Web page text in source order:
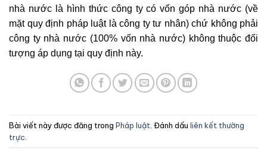
nhà nước là hình thức công ty có vốn góp nhà nước (về
mặt quy định pháp luật là công ty tư nhân) chứ không phải
công ty nhà nước (100% vốn nhà nước) không thuộc đối
tượng áp dụng tại quy định này.
Bài viết này được đăng trong Pháp luật . Đánh dấu liên kết thường
trực